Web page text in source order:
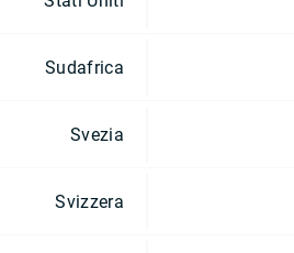
Sudafrica
Svezia
Svizzera